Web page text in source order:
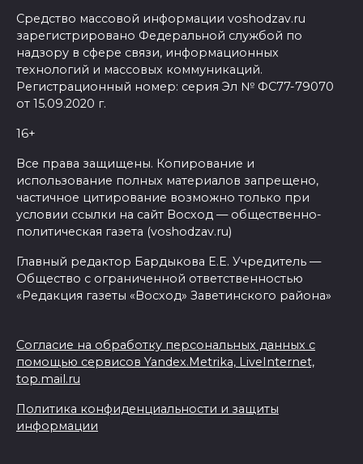
Средство массовой информации voshodzav.ru
зарегистрировано Федеральной службой по
надзору в сфере связи, информационных
технологий и массовых коммуникаций.
Регистрационный номер: серия Эл № ФС77-79070
от 15.09.2020 г.
16+
Все права защищены. Копирование и
использование полных материалов запрещено,
частичное цитирование возможно только при
условии ссылки на сайт Восход — общественно-
политическая газета (voshodzav.ru)
Главный редактор Бардыкова Е.Е. Учредитель —
Общество с ограниченной ответственностью
«Редакция газеты «Восход» Заветинского района»
Согласие на обработку персональных данных с
помощью сервисов Yandex.Metrika, LiveInternet,
top.mail.ru
Политика конфиденциальности и защиты
информации